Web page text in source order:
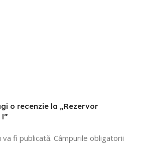
o recenzie la „Rezervor
fi publicată. Câmpurile obligatorii